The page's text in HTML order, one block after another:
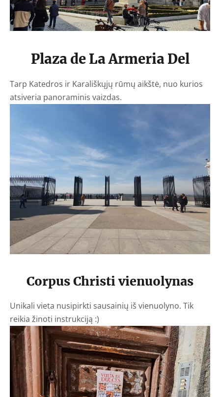
Plaza de La Armeria Del
Tarp Katedros ir Karališkųjų rūmų aikštė, nuo kurios
atsiveria panoraminis vaizdas.
Corpus Christi vienuolynas
Unikali vieta nusipirkti sausainių iš vienuolyno. Tik
reikia žinoti instrukciją :)